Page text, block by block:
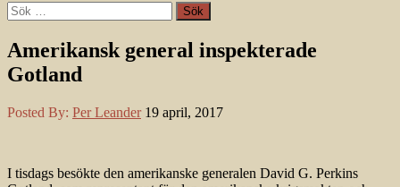
Sök
efter:
Amerikansk general inspekterade
Gotland
Posted By: Per Leander 19 april, 2017
I tisdags besökte den amerikanske generalen David G. Perkins